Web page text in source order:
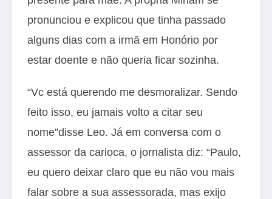
pronunciou e explicou que tinha passado
alguns dias com a irmã em Honório por
estar doente e não queria ficar sozinha.
“Vc está querendo me desmoralizar. Sendo
feito isso, eu jamais volto a citar seu
nome”disse Leo. Já em conversa com o
assessor da carioca, o jornalista diz: “Paulo,
eu quero deixar claro que eu não vou mais
falar sobre a sua assessorada, mas exijo